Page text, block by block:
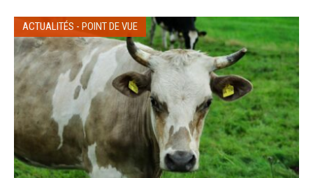
ACTUALITÉS - POINT DE VUE